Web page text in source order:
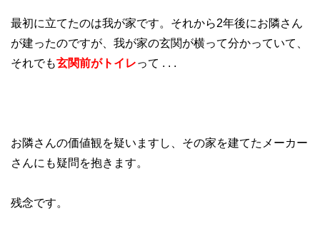
最初に立てたのは我が家です。それから2年後にお隣さん
が建ったのですが、我が家の玄関が横って分かっていて、
それでも玄関前がトイレって . . .
お隣さんの価値観を疑いますし、その家を建てたメーカー
さんにも疑問を抱きます。
残念です。